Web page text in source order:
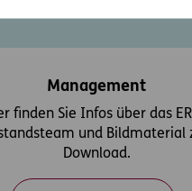
Management
finden Sie Infos über das
und Bildmaterial
Download.